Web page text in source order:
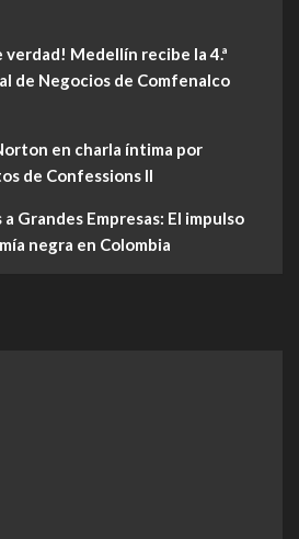
verdad! Medellín recibe la 4.ª
de Negocios de Comfenalco
en charla íntima por
de Confessions II
Grandes Empresas: El impulso
negra en Colombia